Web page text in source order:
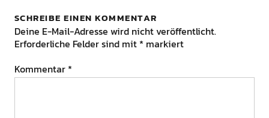
SCHREIBE EINEN KOMMENTAR
Deine E-Mail-Adresse wird nicht veröffentlicht.
Erforderliche Felder sind mit * markiert
Kommentar *